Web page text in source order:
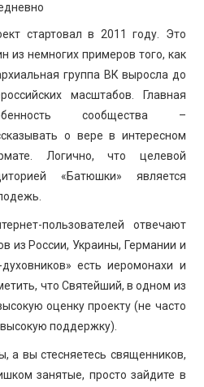
стартовал в 2011 году. Это
из немногих примеров того, как
группа ВК выросла до
масштабов. Главная
сообщества –
о вере в интересном
Логично, что целевой
«Батюшки» является
пользователей отвечают
из России, Украины, Германии и
есть иеромонахи и
что Святейший, в одном из
оценку проекту (не часто
поддержку).
а вы стесняетесь священников,
занятые, просто зайдите в